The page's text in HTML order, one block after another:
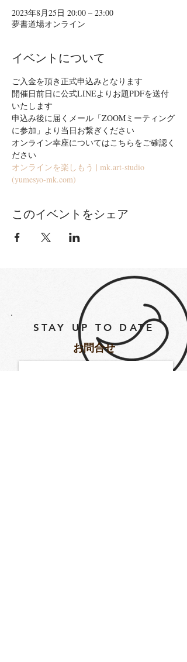
2023年8月25日 20:00 – 23:00
夢書道場オンライン
イベントについて
ご入金を頂き正式申込みとなります
開催日前日に公式LINEよりお題PDFを送付
いたします
申込み後に届くメール「ZOOMミーティング
に参加」より当日お繋ぎください
オンライン幸座についてはこちらをご確認く
ださい
オンラインを楽しもう | mk.art-studio
(yumesyo-mk.com)
このイベントをシェア
STAY UP TO DATE
​お問合せ